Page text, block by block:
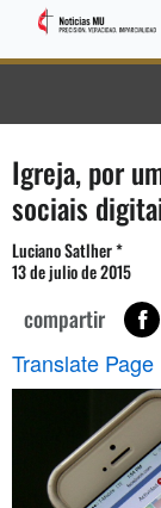
Igreja, por
sociais
Luciano Satlher *
13 de julio de 2015
compartir
Translate Page